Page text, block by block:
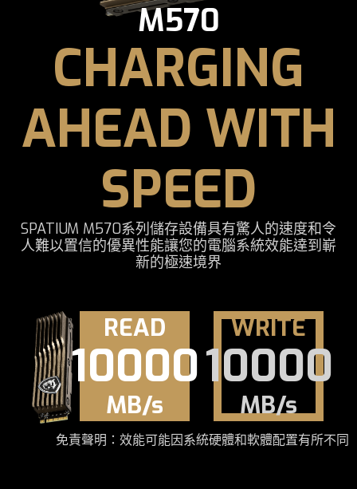
M570
CHARGING
AHEAD WITH
SPEED
SPATIUM M570系列儲存設備具有驚人的速度和令
人難以置信的優異性能讓您的電腦系統效能達到嶄
新的極速境界
READ
10000
MB/s
WRITE
10000
MB/s
免責聲明：效能可能因系統硬體和軟體配置有所不同